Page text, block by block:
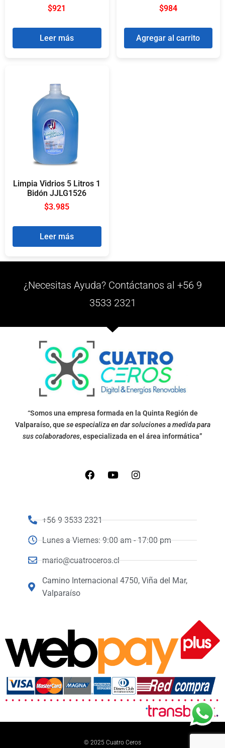
$921
Leer más
$984
Agregar al carrito
Limpia Vidrios 5 Litros 1
Bidón JJLG1526
$3.985
Leer más
¿Necesitas Ayuda? Contáctanos al +56 9
3533 2321
“Somos una empresa formada en la Quinta Región de
Valparaíso, quese especializa en dar soluciones a medida para
sus colaboradores, especializada en el área informática”
+56 9 3533 2321
Lunes a Viernes: 9:00 am - 17:00 pm
mario@cuatroceros.cl
Camino Internacional 4750, Viña del Mar,
Valparaíso
© 2025 Cuatro Ceros